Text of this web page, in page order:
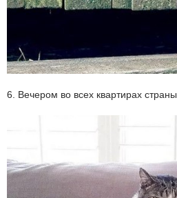
6. Вечером во всех квартирах страны